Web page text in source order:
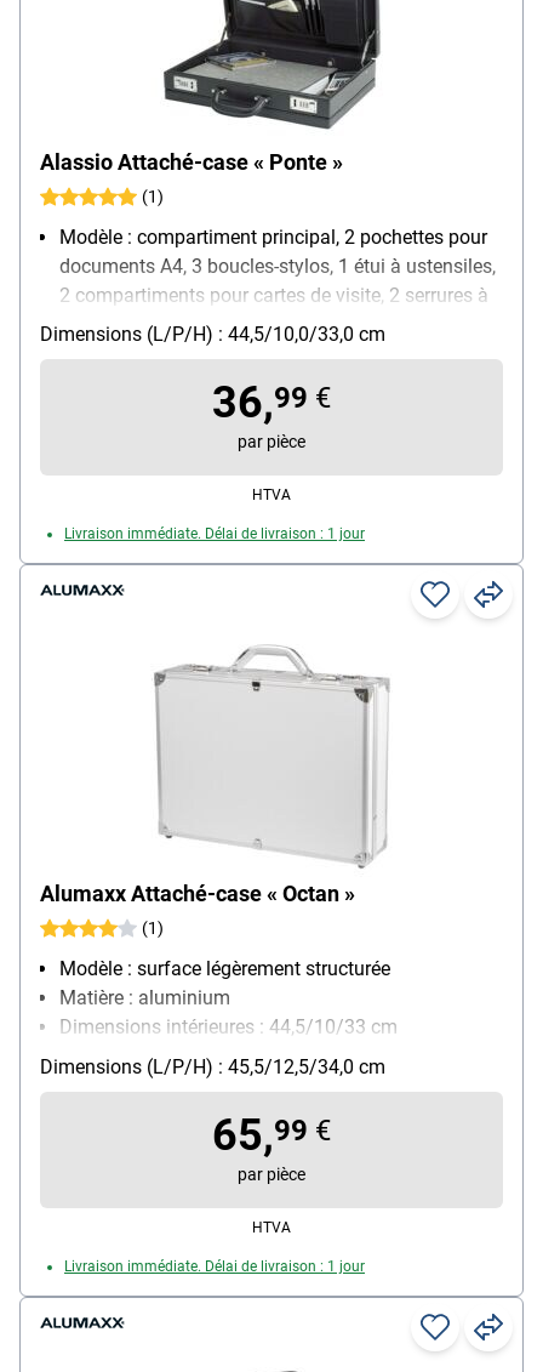
Alassio Attaché-case « Ponte »
(1)
Modèle : compartiment principal, 2 pochettes pour
documents A4, 3 boucles-stylos, 1 étui à ustensiles,
2 compartiments pour cartes de visite, 2 serrures à
combinaison chiffrée
Matière : similicuir
Dimensions intérieures : 42/7/30 cm
Dimensions (L/P/H) : 44,5/10,0/33,0 cm
36,99 €
par pièce
HTVA
Livraison immédiate. Délai de livraison : 1 jour
Alumaxx Attaché-case « Octan »
(1)
Modèle : surface légèrement structurée
Matière : aluminium
Dimensions intérieures : 44,5/10/33 cm
Poids : 2.1 kg
Dimensions (L/P/H) : 45,5/12,5/34,0 cm
65,99 €
par pièce
HTVA
Livraison immédiate. Délai de livraison : 1 jour